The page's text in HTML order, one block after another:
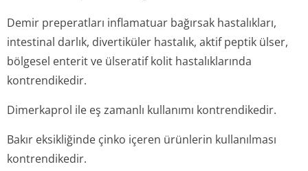
Demir preperatları inflamatuar bağırsak hastalıkları,
intestinal darlık, divertiküler hastalık, aktif peptik ülser,
bölgesel enterit ve ülseratif kolit hastalıklarında
kontrendikedir.
Dimerkaprol ile eş zamanlı kullanımı kontrendikedir.
Bakır eksikliğinde çinko içeren ürünlerin kullanılması
kontrendikedir.